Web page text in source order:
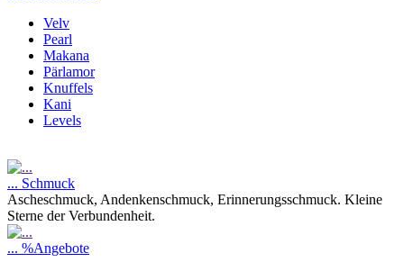
Velv
Pearl
Makana
Pärlamor
Knuffels
Kani
Levels
... Schmuck
Ascheschmuck, Andenkenschmuck, Erinnerungsschmuck. Kleine
Sterne der Verbundenheit.
... %Angebote